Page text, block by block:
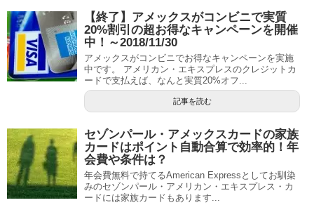
【終了】アメックスがコンビニで実質
20%割引の超お得なキャンペーンを開催
中！～2018/11/30
アメックスがコンビニでお得なキャンペーンを実施
中です。 アメリカン・エキスプレスのクレジットカ
ードで支払えば、なんと実質20%オフ...
記事を読む
セゾンパール・アメックスカードの家族
カードはポイント自動合算で効率的！年
会費や条件は？
年会費無料で持てるAmerican Expressとしてお馴染
みのセゾンパール・アメリカン・エキスプレス・カ
ードには家族カードもあります...